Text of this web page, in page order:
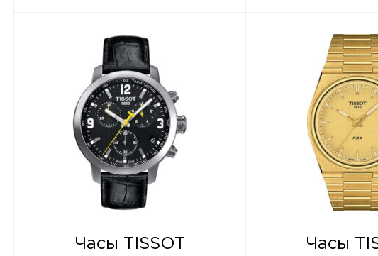
Часы TISSOT
Часы